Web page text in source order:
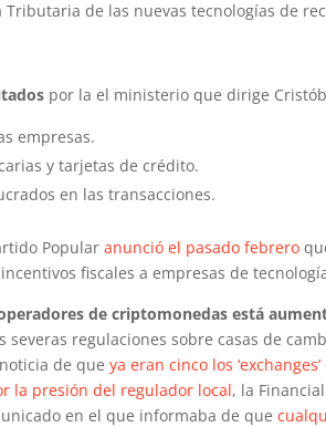
Tributaria de las nuevas tecnologías de
por la el ministerio que dirige
empresas.
y tarjetas de crédito.
en las transacciones.
Popularanunció el pasado febrero
fiscales a empresas de
de criptomonedas está
severas regulaciones sobre casas de
de queya eran cinco los
la presión del regulador local, la
en el que informaba de que